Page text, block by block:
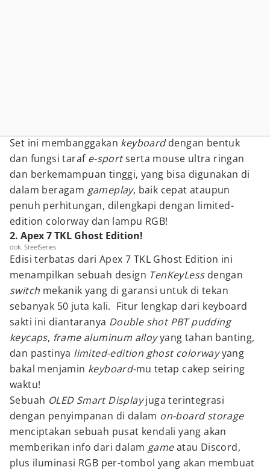
Set ini membanggakan keyboarddengan bentuk
dan fungsi taraf e-sportserta mouse ultra ringan
dan berkemampuan tinggi, yang bisa digunakan di
dalam beragam gameplay, baik cepat ataupun
penuh perhitungan, dilengkapi dengan limited-
edition colorway dan lampu RGB!
2. Apex 7 TKL Ghost Edition!
dok. SteelSeries
Edisi terbatas dari Apex 7 TKL Ghost Edition ini
menampilkan sebuah design TenKeyLessdengan
switch mekanik yang di garansi untuk di tekan
sebanyak 50 juta kali. Fitur lengkap dari keyboard
sakti ini diantaranya Double shot PBT pudding
keycaps, frame aluminum alloyyang tahan banting,
dan pastinya limited-edition ghost colorwayyang
bakal menjamin keyboard-mu tetap cakep seiring
waktu!
Sebuah OLED Smart Displayjuga terintegrasi
dengan penyimpanan di dalam on-board storage
menciptakan sebuah pusat kendali yang akan
memberikan info dari dalam gameatau Discord,
plus iluminasi RGB per-tombol yang akan membuat